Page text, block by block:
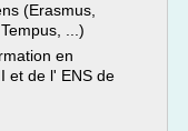
(Erasmus,
...)
en
et de l' ENS de